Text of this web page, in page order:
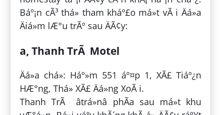
Báº¡n cÃ³ thá» tham kháº£o má»t vÃ i Äá»a
Äiá»m lÆ°u trÃº sau ÄÃ¢y:
a, Thanh TrÃ Motel
Äá»a chá»: Háº»m 551 áº¤p 1, XÃ£ Tiáº¿n
HÆ°ng, Thá» XÃ£ Äá»ng XoÃ i.
Thanh TrÃ âtrá»nâ phÃ­a sau má»t khu